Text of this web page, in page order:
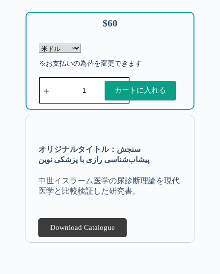
$60
※お支払いの為替を変更できます
カートに入れる
オリジナルタイトル：سنجش
پیشاب‌شناسی رازی با پزشکی نوین
中世イスラーム医学の尿診断理論を現代
医学と比較検証した研究書。
Download Catalogue